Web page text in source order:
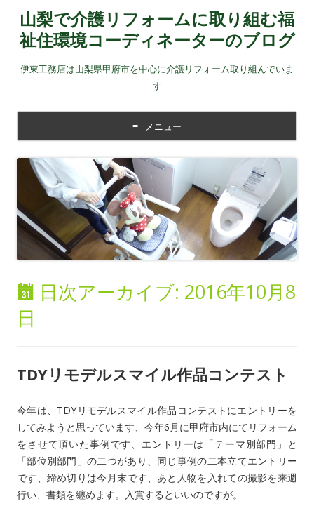
山梨で介護リフォームに取り組む福
祉住環境コーディネーターのブログ
伊東工務店は山梨県甲府市を中心に介護リフォーム取り組んでいま
す
メニュー
コンテンツに移動する
日次アーカイブ: 2016年10月8
日
TDYリモデルスマイル作品コンテスト
今年は、TDYリモデルスマイル作品コンテストにエントリーを
してみようと思っています、今年6月に甲府市内にてリフォーム
をさせて頂いた事例です、エントリーは「テーマ別部門」と
「部位別部門」の二つがあり、同じ事例の二本立てエントリー
です、締め切りは今月末です、あと人物を入れての撮影を来週
行い、書類を纏めます。入賞するといいのですが。